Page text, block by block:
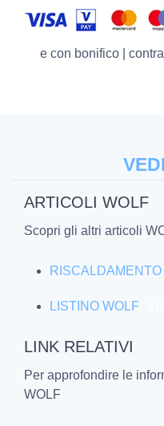
e con bonifico |
ARTICOLI WOLF
Scopri gli altri articoli
RISCALDAMENTO
LISTINO WOLF
LINK RELATIVI
Per approfondire le
WOLF